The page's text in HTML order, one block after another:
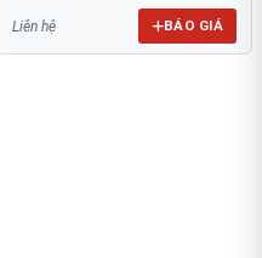
Liên hệ BÁO GIÁ